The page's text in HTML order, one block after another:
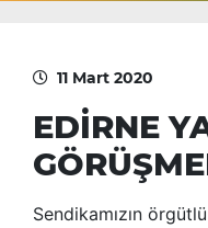
11 Mart 2020
EDİRNE
Sendikamızın